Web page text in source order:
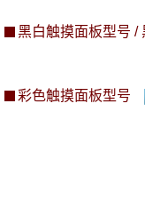
黑白触摸面板型号 /
彩色触摸面板型号